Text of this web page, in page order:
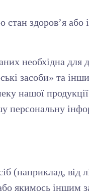
здоров’я або
необхідна
засоби» та
нашої
персональну
(наприклад, від
якимось іншим